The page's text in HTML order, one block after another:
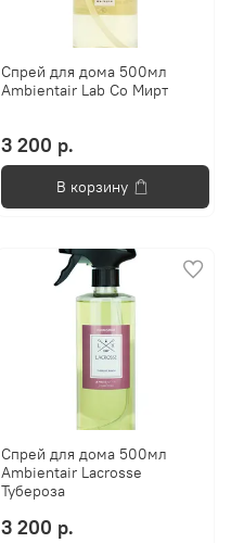
Спрей для дома 500мл
Ambientair Lab Co Мирт
3 200 р.
В корзину
Спрей для дома 500мл
Ambientair Lacrosse
Тубероза
3 200 р.